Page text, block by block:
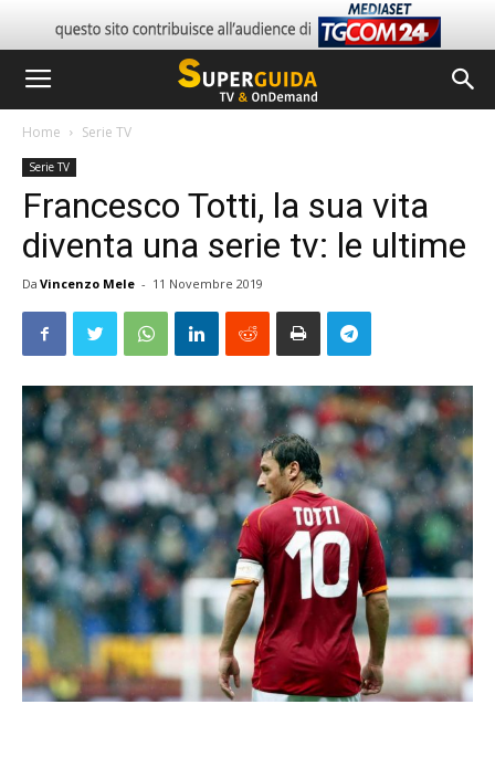
Home Serie TV
Serie TV
Francesco Totti, la sua vita
diventa una serie tv: le ultime
Da Vincenzo Mele - 11 Novembre 2019